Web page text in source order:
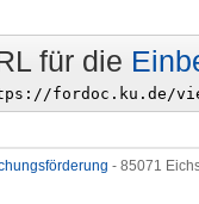
für die
- 85071